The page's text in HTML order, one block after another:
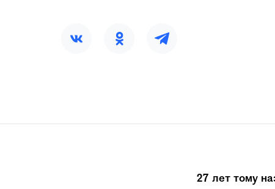
27 лет тому